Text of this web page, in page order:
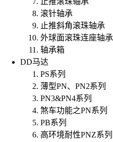
滚针轴承
止推斜角滚珠轴承
外球面滚珠连座轴承
轴承箱
DD马达
PS系列
薄型PN、PN2系列
PN3&PN4系列
煞车功能之PN系列
PB系列
高环境耐性PNZ系列